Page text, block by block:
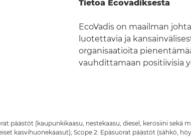
Tietoa Ecovadiksesta
EcoVadis on maailman
luotettavia ja
organisaatioita
vauhdittamaan positiivisia
päästöt (kaupunkikaasu, nestekaasu, diesel, kerosiini sekä
kasvihuonekaasut); Scope 2: Epäsuorat päästöt (sähkö,